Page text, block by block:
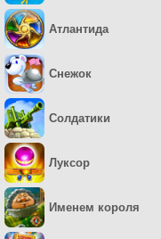
Атлантида
Снежок
Солдатики
Луксор
Именем короля